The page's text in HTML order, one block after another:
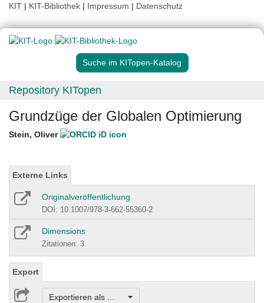
KIT | KIT-Bibliothek | Impressum | Datenschutz
Suche im KITopen-Katalog
Repository KITopen
Grundzüge der Globalen Optimierung
Stein, Oliver
Externe Links
Originalveröffentlichung
DOI: 10.1007/978-3-662-55360-2
Dimensions
Zitationen: 3
Export
Exportieren als ...